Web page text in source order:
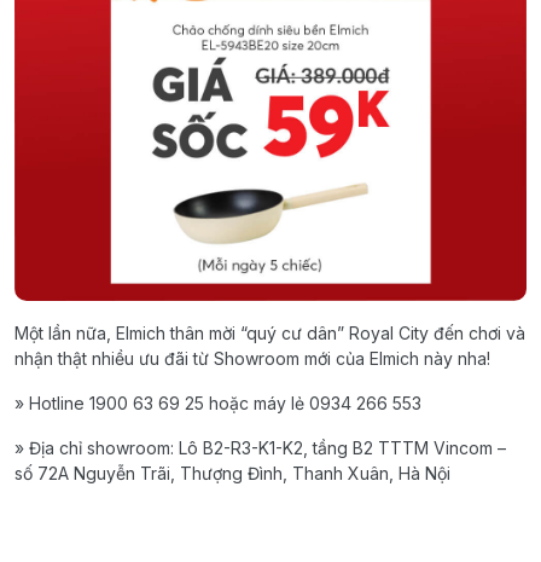
Một lần nữa, Elmich thân mời “quý cư dân” Royal City đến chơi và
nhận thật nhiều ưu đãi từ Showroom mới của Elmich này nha!
» Hotline 1900 63 69 25 hoặc máy lẻ 0934 266 553
» Địa chỉ showroom: Lô B2-R3-K1-K2, tầng B2 TTTM Vincom –
số 72A Nguyễn Trãi, Thượng Đình, Thanh Xuân, Hà Nội